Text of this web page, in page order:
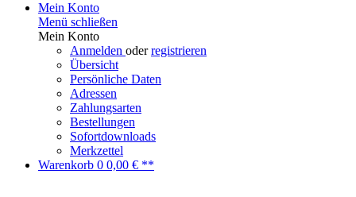
Mein Konto
Menü schließen
Mein Konto
Anmelden oderregistrieren
Übersicht
Persönliche Daten
Adressen
Zahlungsarten
Bestellungen
Sofortdownloads
Merkzettel
Warenkorb 0 0,00 € **